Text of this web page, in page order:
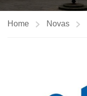
Home Novas